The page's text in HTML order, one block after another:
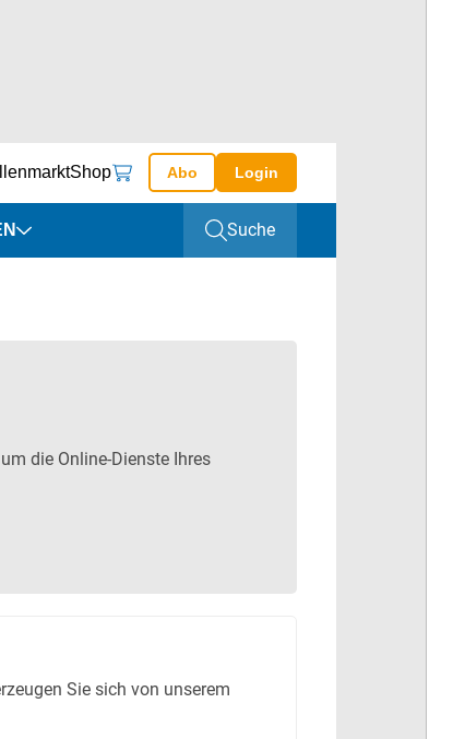
Shop Abo Login
Suche
die Online-Dienste Ihres
Sie sich von unserem